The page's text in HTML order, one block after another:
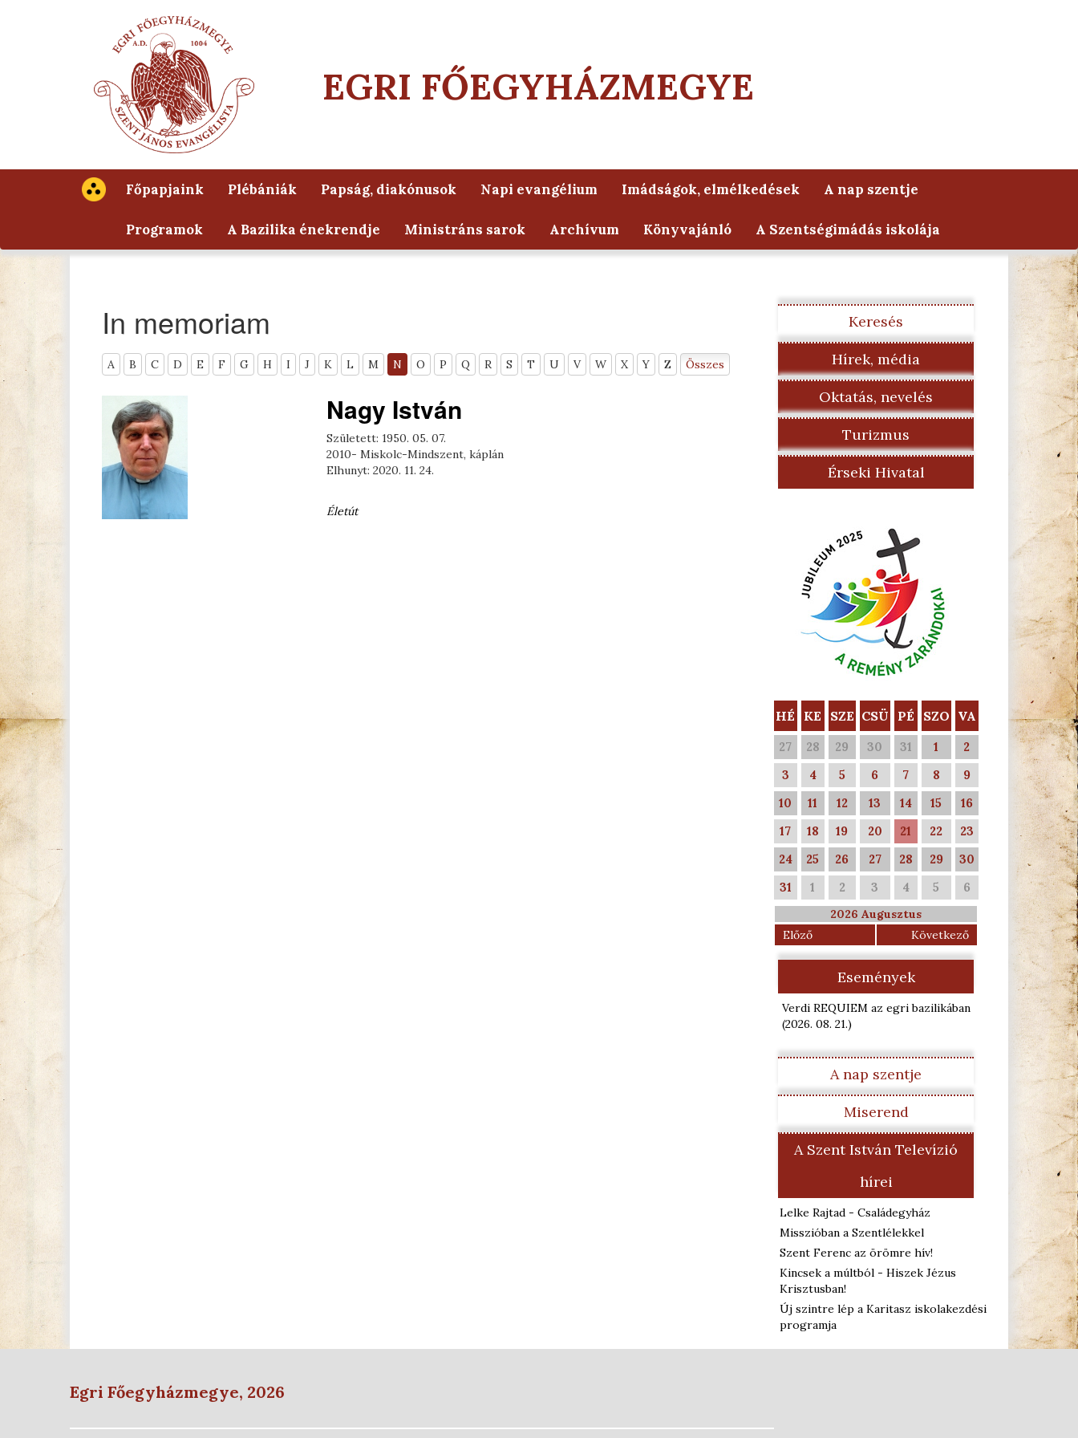
EGRI FŐEGYHÁZMEGYE
Főpapjaink Plébániák Papság, diakónusok Napi evangélium Imádságok, elmélkedések A nap szentje
Programok A Bazilika énekrendje Ministráns sarok Archívum Könyvajánló A Szentségimádás iskolája
In memoriam
A B C D E F G H I J K L M N O P Q R S T U V W X Y Z Összes
Nagy István
Született: 1950. 05. 07.
2010- Miskolc-Mindszent, káplán
Elhunyt: 2020. 11. 24.
Életút
Keresés
Hírek, média
Oktatás, nevelés
Turizmus
Érseki Hivatal
HÉ KE SZE CSÜ PÉ SZO VA
27 28 29 30 31 1
2
3
4 5 6 7 8
9
10
11 12 13 14 15
16
17
18 19 20 21 22
23
24
25 26 27 28 29
30
31
1 2 3 4 5 6
2026 Augusztus
Előző
Következő
Események
Verdi REQUIEM az egri bazilikában
(2026. 08. 21.)
A nap szentje
Miserend
A Szent István Televízió
hírei
Lelke Rajtad - Családegyház
Misszióban a Szentlélekkel
Szent Ferenc az örömre hív!
Kincsek a múltból - Hiszek Jézus
Krisztusban!
Új szintre lép a Karitasz iskolakezdési
programja
Egri Főegyházmegye, 2026